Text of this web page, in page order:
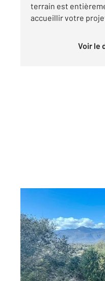
terrain est
accueillir votre
Voir
PORTO VECCHIO 201
804 m
Ref : 709
Terrain à vendre
229